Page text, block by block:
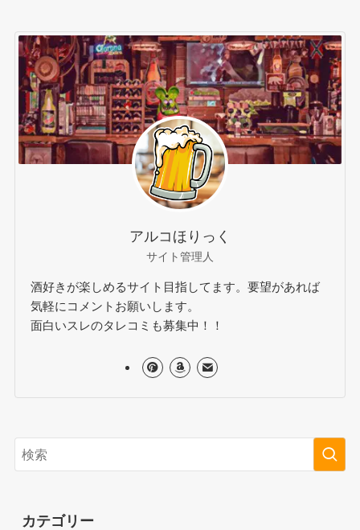
アルコほりっく
サイト管理人
酒好きが楽しめるサイト目指してます。要望があれば
気軽にコメントお願いします。
面白いスレのタレコミも募集中！！
カテゴリー